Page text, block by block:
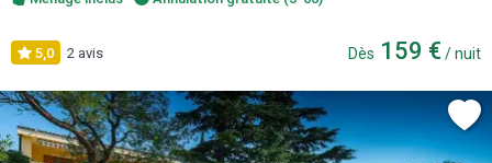
5,0 2 avis Dès 159 € / nuit